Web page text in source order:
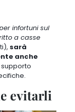
infortuni sul
a casse
sarà
anche
evitarli